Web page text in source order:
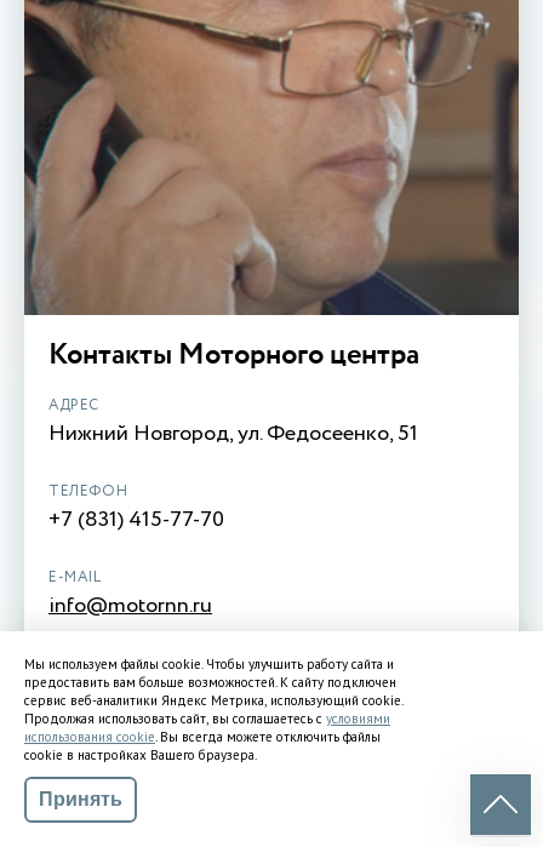
Контакты Моторного центра
АДРЕС
Нижний Новгород, ул. Федосеенко, 51
ТЕЛЕФОН
+7 (831) 415-77-70
E-MAIL
info@motornn.ru
РЕЖИМ РАБОТЫ
пн-пт — с 8:00 до 20:00
сб-вс — с 8:00 до 16:00
Мы используем файлы cookie. Чтобы улучшить работу сайта и
предоставить вам больше возможностей. К сайту подключен
сервис веб-аналитики Яндекс Метрика, использующий cookie.
Продолжая использовать сайт, вы соглашаетесь с условиями
использования cookie. Вы всегда можете отключить файлы
cookie в настройках Вашего браузера.
Принять